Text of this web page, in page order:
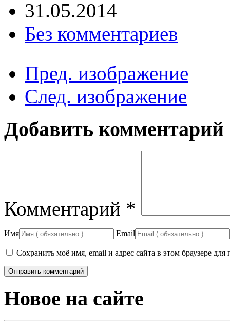
31.05.2014
Без комментариев
Пред. изображение
След. изображение
Добавить комментарий
Комментарий *
Имя Email
Сохранить моё имя, email и адрес сайта в этом браузере
Новое на сайте